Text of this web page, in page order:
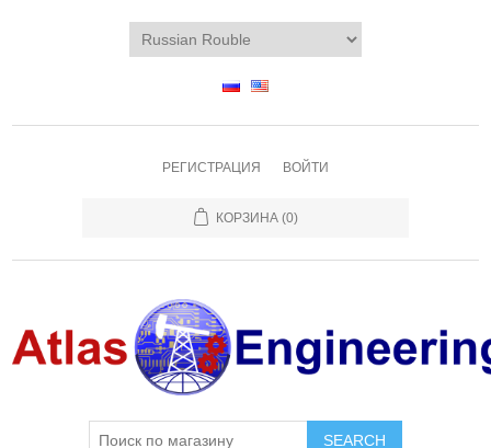
РЕГИСТРАЦИЯ ВОЙТИ
КОРЗИНА (0)